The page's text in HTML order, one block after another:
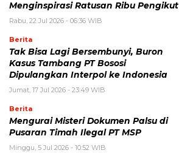
Menginspirasi Ratusan Ribu Pengikut
Rabu, 22 Jul 2026 - 06:36 WIB
Berita
Tak Bisa Lagi Bersembunyi, Buron
Kasus Tambang PT Bososi
Dipulangkan Interpol ke Indonesia
Jumat, 17 Jul 2026 - 23:49 WIB
Berita
Mengurai Misteri Dokumen Palsu di
Pusaran Timah Ilegal PT MSP
Minggu, 5 Jul 2026 - 10:52 WIB